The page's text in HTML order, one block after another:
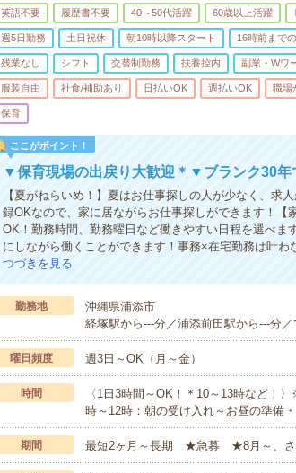
英語不要 履歴書不要 40～50代活躍 60歳以上活躍
週5日勤務 土日祝休 朝10時以降スタート 16時前まで
残業なし シフト 交替制勤務 扶養控内 副業・Wワ
服装自由 社食/補助あり 日払いOK 週払いOK 職場
保育
ここがポイント！
▼保育現場の出戻り大歓迎＊▼ブランク30年
【夏がねらいめ！】夏はお仕事探しの人が少なく、求
録OKなので、家に居ながらお仕事探しができます！
OK！勤務時間、勤務曜日など働きやすい日程を選べ
にしながら働くことができます！事務×在宅勤務は叶
つづきを見る
勤務地
沖縄県浦添市
経塚駅から---分／浦添前田駅から---分
曜日頻度 週3日～OK（月～金）
時間
〈1日3時間～OK！＊10～13時など！
時～12時：朝の受け入れ～お昼の準備
期間 最短2ヶ月～長期 ★急募 ★8月～、さ